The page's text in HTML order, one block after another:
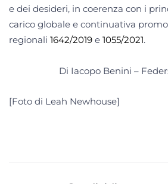
e dei desideri, in coerenza con i
carico globale e continuativa
regionali 1642/2019 e 1055/2021.
Di Iacopo Benini –
[Foto di Leah Newhouse]